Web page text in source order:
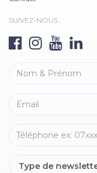
SUIVEZ-NOUS :